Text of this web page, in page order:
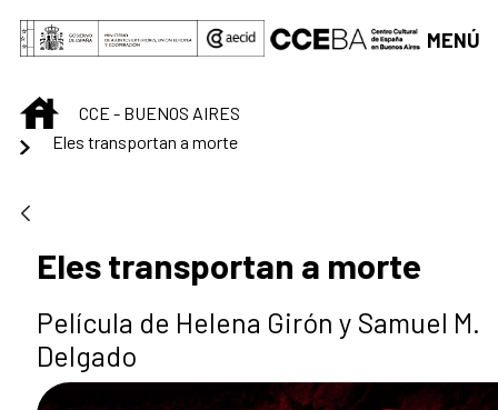
Saltar al contenido principal
MENÚ
INICIOCCE - BUENOS AIRES
Eles transportan a morte
Eles transportan a morte
Película de Helena Girón y Samuel M.
Delgado